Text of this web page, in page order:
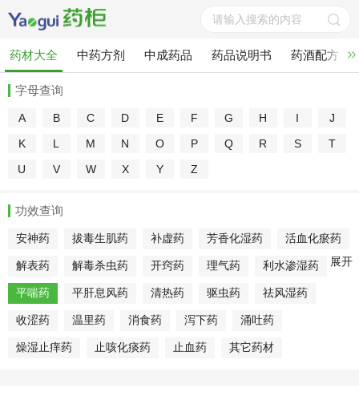
药材大全 中药方剂 中成药品 药品说明书 药酒配方
字母查询
A B C D E F G H I
J
K
L M N O P Q R S
T
U
V W X Y Z
功效查询
安神药 拔毒生肌药 补虚药 芳香化湿药 活血化瘀药
解表药 解毒杀虫药 开窍药 理气药 利水渗湿药
平喘药 平肝息风药 清热药 驱虫药 祛风湿药
收涩药 温里药 消食药 泻下药 涌吐药
燥湿止痒药 止咳化痰药 止血药 其它药材
展开